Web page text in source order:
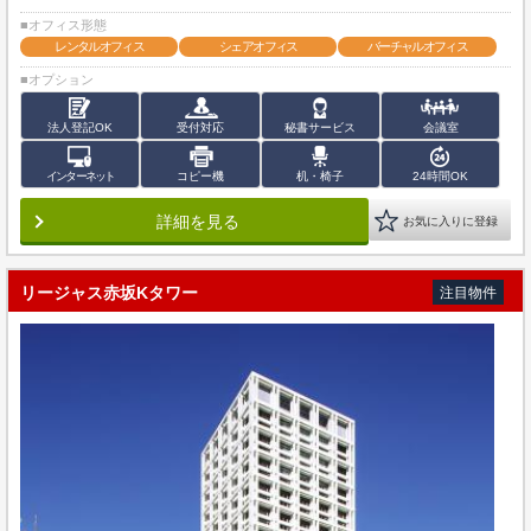
■オフィス形態
レンタルオフィス
シェアオフィス バーチャルオフィス
■オプション
法人登記OK 受付対応 秘書サービス 会議室
インターネット コピー機 机・椅子 24時間OK
詳細を見る お気に入りに登録
リージャス赤坂Kタワー 注目物件